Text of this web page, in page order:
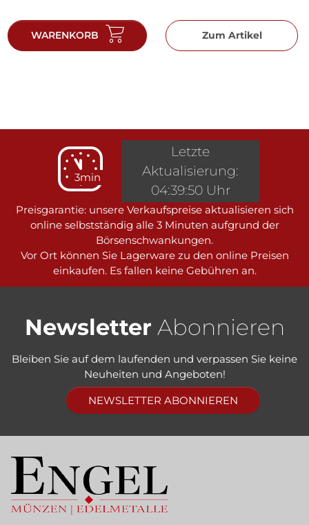
WARENKORB Zum Artikel
3min
Preisgarantie: unsere Verkaufspreise aktualisieren sich
online selbstständig alle 3 Minuten aufgrund der
Börsenschwankungen.
Vor Ort können Sie Lagerware zu den online Preisen
einkaufen. Es fallen keine Gebühren an.
Letzte
Aktualisierung:
04:39:50 Uhr
Newsletter Abonnieren
Bleiben Sie auf dem laufenden und verpassen Sie keine
Neuheiten und Angeboten!
NEWSLETTER ABONNIEREN